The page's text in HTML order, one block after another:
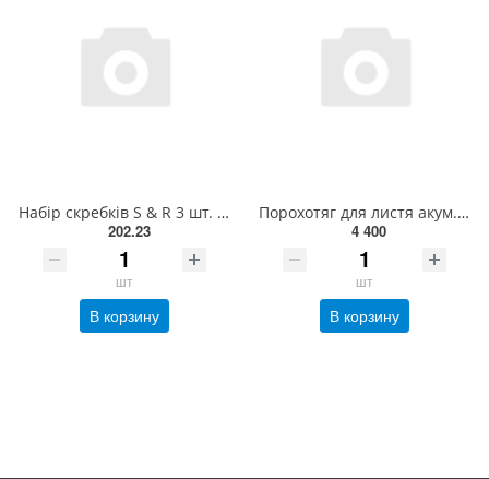
Набір скребків S & R 3 шт. 432106003
202.23
шт
В корзину
Порохотяг для листя акум. YATO: 12500 об/хв, продуктивність- 8 м³/хв, збірник- 45 л(БЕЗ АКУМУЛЯТОРА)
4 400
шт
В корзину